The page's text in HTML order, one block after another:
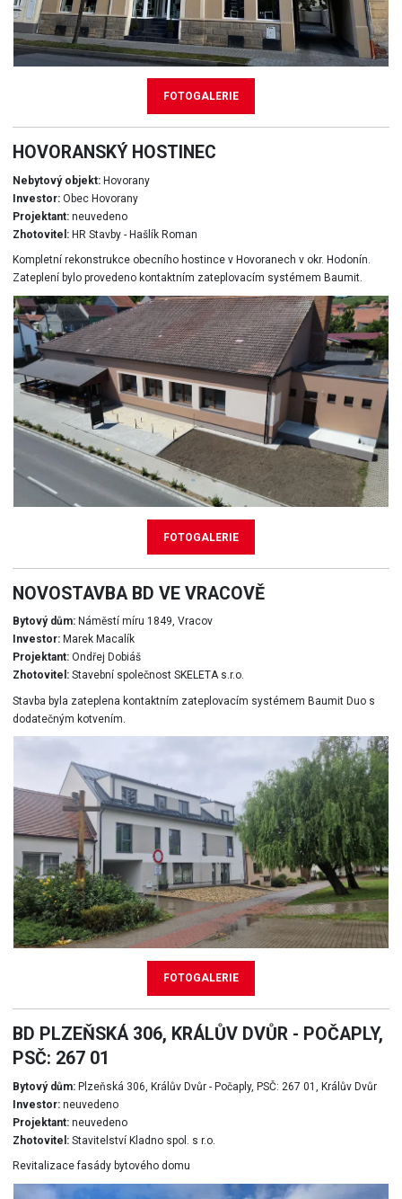
FOTOGALERIE
FOTOGALERIE
HOVORANSKÝ HOSTINEC
Nebytový objekt:Hovorany
Investor:Obec Hovorany
Projektant:neuvedeno
Zhotovitel:HR Stavby - Hašlík Roman
Kompletní rekonstrukce obecního hostince v Hovoranech v okr. Hodonín.
Zateplení bylo provedeno kontaktním zateplovacím systémem Baumit.
FOTOGALERIE
NOVOSTAVBA BD VE VRACOVĚ
Bytový dům:Náměstí míru 1849, Vracov
Investor:Marek Macalík
Projektant:Ondřej Dobiáš
Zhotovitel:Stavební společnost SKELETA s.r.o.
Stavba byla zateplena kontaktním zateplovacím systémem Baumit Duo s
dodatečným kotvením.
BD PLZEŇSKÁ 306, KRÁLŮV DVŮR - POČAPLY,
PSČ: 267 01
Bytový dům:Plzeňská 306, Králův Dvůr - Počaply, PSČ: 267 01, Králův Dvůr
Investor:neuvedeno
Projektant:neuvedeno
Zhotovitel:Stavitelství Kladno spol. s r.o.
Revitalizace fasády bytového domu